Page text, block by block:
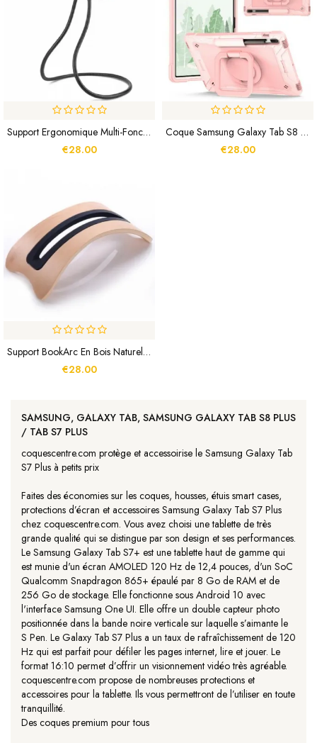
Support Ergonomique Multi-Fonction Flexible Pour Tablette
€28.00
Coque Samsung Galaxy Tab S8 Plus / S7 Plus / S7 FE Support Et Bandoulière
€28.00
Support BookArc En Bois Naturel Pour MacBook
€28.00
SAMSUNG, GALAXY TAB, SAMSUNG GALAXY TAB S8 PLUS
/ TAB S7 PLUS
coquescentre.com protège et accessoirise le Samsung Galaxy Tab
S7 Plus à petits prix
Faites des économies sur les coques, housses, étuis smart cases,
protections d’écran et accessoires Samsung Galaxy Tab S7 Plus
chez coquescentre.com. Vous avez choisi une tablette de très
grande qualité qui se distingue par son design et ses performances.
Le Samsung Galaxy Tab S7+ est une tablette haut de gamme qui
est munie d'un écran AMOLED 120 Hz de 12,4 pouces, d'un SoC
Qualcomm Snapdragon 865+ épaulé par 8 Go de RAM et de
256 Go de stockage. Elle fonctionne sous Android 10 avec
l'interface Samsung One UI. Elle offre un double capteur photo
positionnée dans la bande noire verticale sur laquelle s’aimante le
S Pen. Le Galaxy Tab S7 Plus a un taux de rafraîchissement de 120
Hz qui est parfait pour défiler les pages internet, lire et jouer. Le
format 16:10 permet d’offrir un visionnement vidéo très agréable.
coquescentre.com propose de nombreuses protections et
accessoires pour la tablette. Ils vous permettront de l’utiliser en toute
tranquillité.
Des coques premium pour tous